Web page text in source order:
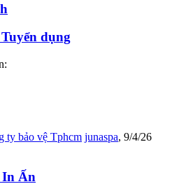
dụng
ty bảo vệ Tphcm junaspa, 9/4/26
Ấn